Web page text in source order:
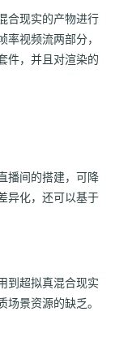
合现实的产物进行
视频流两部分，
件，并且对渲染的
播间的搭建，可降
异化，还可以基于
到超拟真混合现实
景资源的缺乏。